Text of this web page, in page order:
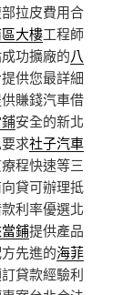
拉皮費用合
大樓工程師
功擴廠的八
供您最詳細
賺錢汽車借
安全的新北
求社子汽車
程快速等三
貸可辦理抵
利率優選北
鋪提供產品
先進的海菲
貸款經驗利